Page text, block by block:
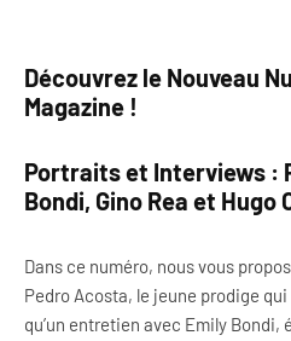
Découvrez le Nouveau
Magazine !
Portraits et Interviews :
Bondi, Gino Rea et Hugo
Dans ce numéro, nous vous
Pedro Acosta, le jeune prodige
qu’un entretien avec Emily